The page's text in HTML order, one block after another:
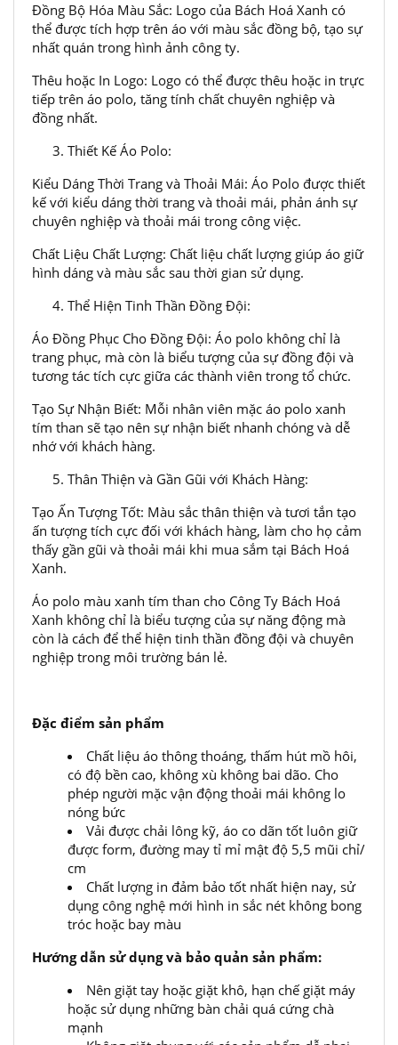
Đồng Bộ Hóa Màu Sắc: Logo của Bách Hoá Xanh có
thể được tích hợp trên áo với màu sắc đồng bộ, tạo sự
nhất quán trong hình ảnh công ty.
Thêu hoặc In Logo: Logo có thể được thêu hoặc in trực
tiếp trên áo polo, tăng tính chất chuyên nghiệp và
đồng nhất.
Thiết Kế Áo Polo:
Kiểu Dáng Thời Trang và Thoải Mái: Áo Polo được thiết
kế với kiểu dáng thời trang và thoải mái, phản ánh sự
chuyên nghiệp và thoải mái trong công việc.
Chất Liệu Chất Lượng: Chất liệu chất lượng giúp áo giữ
hình dáng và màu sắc sau thời gian sử dụng.
Thể Hiện Tinh Thần Đồng Đội:
Áo Đồng Phục Cho Đồng Đội: Áo polo không chỉ là
trang phục, mà còn là biểu tượng của sự đồng đội và
tương tác tích cực giữa các thành viên trong tổ chức.
Tạo Sự Nhận Biết: Mỗi nhân viên mặc áo polo xanh
tím than sẽ tạo nên sự nhận biết nhanh chóng và dễ
nhớ với khách hàng.
Thân Thiện và Gần Gũi với Khách Hàng:
Tạo Ấn Tượng Tốt: Màu sắc thân thiện và tươi tắn tạo
ấn tượng tích cực đối với khách hàng, làm cho họ cảm
thấy gần gũi và thoải mái khi mua sắm tại Bách Hoá
Xanh.
Áo polo màu xanh tím than cho Công Ty Bách Hoá
Xanh không chỉ là biểu tượng của sự năng động mà
còn là cách để thể hiện tinh thần đồng đội và chuyên
nghiệp trong môi trường bán lẻ.
Đặc điểm sản phẩm
Chất liệu áo thông thoáng, thấm hút mồ hôi,
có độ bền cao, không xù không bai dão. Cho
phép người mặc vận động thoải mái không lo
nóng bức
Vải được chải lông kỹ, áo co dãn tốt luôn giữ
được form, đường may tỉ mỉ mật độ 5,5 mũi chỉ/
cm
Chất lượng in đảm bảo tốt nhất hiện nay, sử
dụng công nghệ mới hình in sắc nét không bong
tróc hoặc bay màu
Hướng dẫn sử dụng và bảo quản sản phẩm:
Nên giặt tay hoặc giặt khô, hạn chế giặt máy
hoặc sử dụng những bàn chải quá cứng chà
mạnh